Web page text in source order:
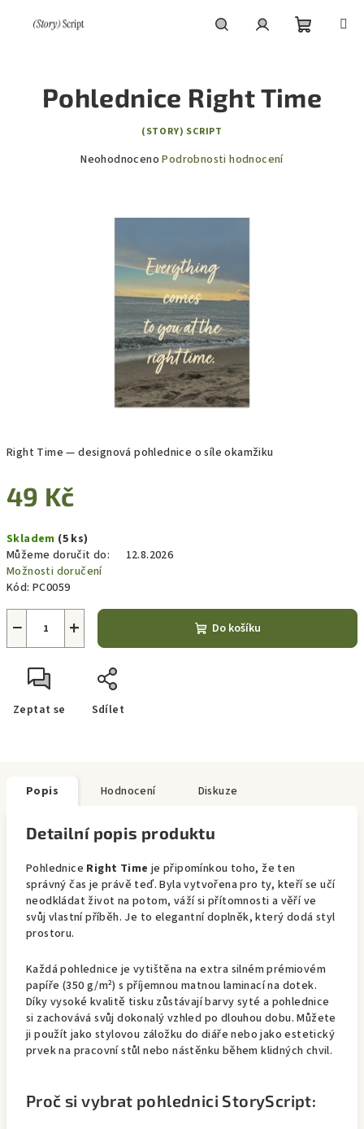
košík
Right Time — designová pohlednice o síle okamžiku
49 Kč
cena:
Skladem (5 ks)
Můžeme doručit do:
12.8.2026
Možnosti doručení
Kód: PC0059
+
− Do košíku
Zeptat se Sdílet
Pohlednice Right Time
(STORY) SCRIPT
Průměrné
hvězdiček.
Neohodnoceno Podrobnosti hodnocení
Popis Hodnocení Diskuze
Detailní popis produktu
Pohlednice Right Time je připomínkou toho, že ten
správný čas je právě teď. Byla vytvořena pro ty, kteří se učí
neodkládat život na potom, váží si přítomnosti a věří ve
svůj vlastní příběh. Je to elegantní doplněk, který dodá styl
prostoru.
Každá pohlednice je vytištěna na extra silném prémiovém
papíře (350 g/m²) s příjemnou matnou laminací na dotek.
Díky vysoké kvalitě tisku zůstávají barvy syté a pohlednice
si zachovává svůj dokonalý vzhled po dlouhou dobu. Můžete
ji použít jako stylovou záložku do diáře nebo jako estetický
prvek na pracovní stůl nebo nástěnku během klidných chvil.
Proč si vybrat pohlednici StoryScript: